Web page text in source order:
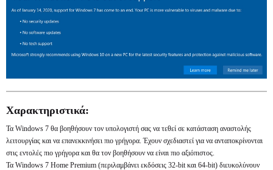
Χαρακτηριστικά:
Τα Windows 7 θα βοηθήσουν τον υπολογιστή σας να τεθεί σε κατάσταση αναστολής
λειτουργίας και να επανεκκινήσει πιο γρήγορα. Έχουν σχεδιαστεί για να ανταποκρίνονται
στις εντολές πιο γρήγορα και θα τον βοηθήσουν να είναι πιο αξιόπιστος.
Τα Windows 7 Home Premium (περιλαμβάνει εκδόσεις 32-bit και 64-bit) διευκολύνουν